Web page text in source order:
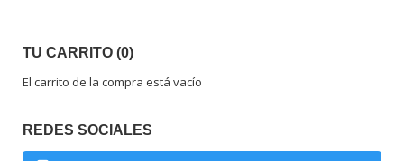
TU CARRITO (0)
El carrito de la compra está vacío
REDES SOCIALES